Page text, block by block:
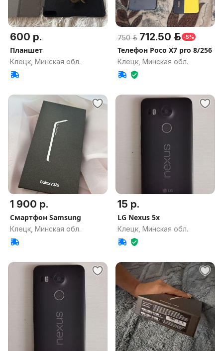
600 р.
Планшет
Клецк, Минская обл.
750 р. 712.50 р. -5%
Телефон Poco X7 pro 8/256
Клецк, Минская обл.
1 900 р.
Смартфон Samsung
Клецк, Минская обл.
15 р.
LG Nexus 5x
Клецк, Минская обл.